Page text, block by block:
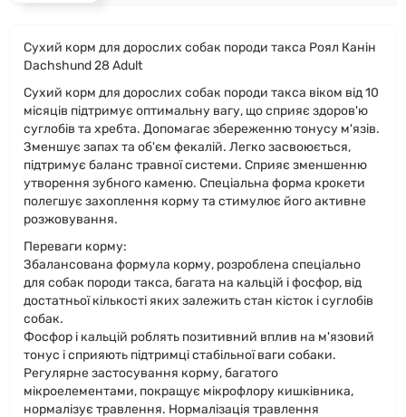
Сухий корм для дорослих собак породи такса Роял Канін
Dachshund 28 Adult
Сухий корм для дорослих собак породи такса віком від 10
місяців підтримує оптимальну вагу, що сприяє здоров'ю
суглобів та хребта. Допомагає збереженню тонусу м'язів.
Зменшує запах та об'єм фекалій. Легко засвоюється,
підтримує баланс травної системи. Сприяє зменшенню
утворення зубного каменю. Спеціальна форма крокети
полегшує захоплення корму та стимулює його активне
розжовування.
Переваги корму:
Збалансована формула корму, розроблена спеціально
для собак породи такса, багата на кальцій і фосфор, від
достатньої кількості яких залежить стан кісток і суглобів
собак.
Фосфор і кальцій роблять позитивний вплив на м'язовий
тонус і сприяють підтримці стабільної ваги собаки.
Регулярне застосування корму, багатого
мікроелементами, покращує мікрофлору кишківника,
нормалізує травлення. Нормалізація травлення